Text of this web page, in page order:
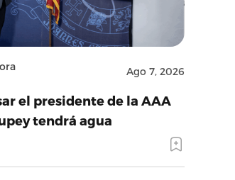
Ago 7, 2026
el presidente de la AAA
tendrá agua